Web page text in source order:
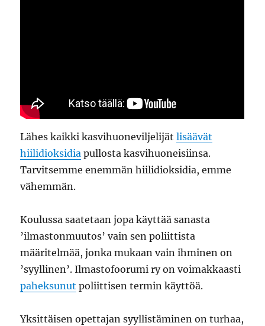
Lähes kaikki kasvihuoneviljelijätlisäävät
hiilidioksidia pullosta kasvihuoneisiinsa.
Tarvitsemme enemmän hiilidioksidia, emme
vähemmän.
Koulussa saatetaan jopa käyttää sanasta
’ilmastonmuutos’ vain sen poliittista
määritelmää, jonka mukaan vain ihminen on
’syyllinen’. Ilmastofoorumi ry on voimakkaasti
paheksunut poliittisen termin käyttöä.
Yksittäisen opettajan syyllistäminen on turhaa,